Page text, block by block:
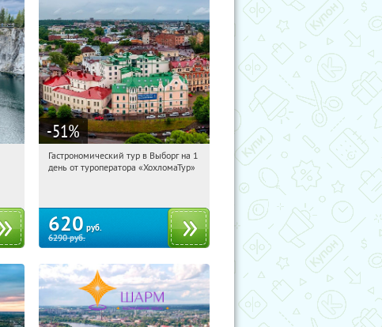
-51%
04:21:29 Купили:5
Гастрономический тур в Выборг на 1
день от туроператора «ХохломаТур»
620 руб.
6290руб.